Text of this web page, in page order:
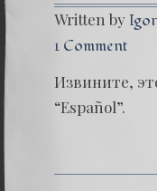
Written by
1 Comment
Извините,
“Español”.